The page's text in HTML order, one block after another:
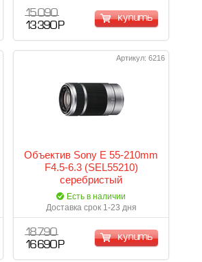
15 090
13 390 Р
купить
Артикул: 6216
Объектив Sony E 55-210mm
F4.5-6.3 (SEL55210)
серебристый
Есть в наличии
Доставка срок 1-23 дня
18 790
16 690 Р
купить